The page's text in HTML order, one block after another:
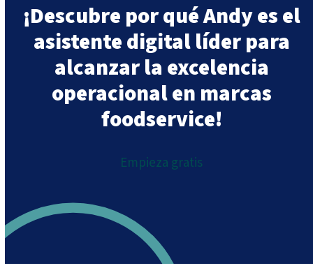
¡Descubre por qué Andy es el
asistente digital líder para
alcanzar la excelencia
operacional en marcas
foodservice!
Empieza gratis